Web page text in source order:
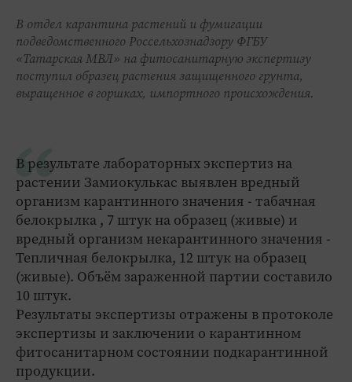
В отдел карантина растений и фумигации
подведомственного Россельхознадзору ФГБУ
«Татарская МВЛ» на фитосанитарную экспертизу
поступил образец растения защищенного грунта,
выращенное в горшках, импортного происхождения.
В результате лабораторных экспертиз на
растении Замиокулькас выявлен вредный
организм карантинного значения - табачная
белокрылка , 7 штук на образец (живые) и
вредный организм некарантинного значения -
Тепличная белокрылка, 12 штук на образец
(живые). Объём зараженной партии составило
10 штук.
Результаты экспертизы отражены в протоколе
экспертизы и заключении о карантинном
фитосанитарном состоянии подкарантинной
продукции.